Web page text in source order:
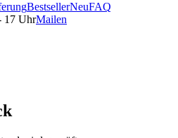
BestsellerNeuFAQ
17 UhrMailen